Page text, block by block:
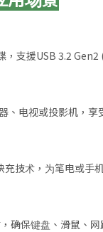
，支援USB 3.2
、电视或投影机，
技术，为笔电或手
确保键盘、滑鼠、